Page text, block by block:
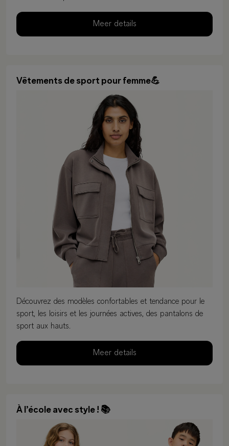
Meer details
Vêtements de sport pour femme💪
Découvrez des modèles confortables et tendance pour le
sport, les loisirs et les journées actives, des pantalons de
sport aux hauts.
Meer details
À l’école avec style ! 📚